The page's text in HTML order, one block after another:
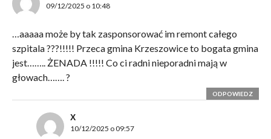
09/12/2025 o 10:48
…aaaaa może by tak zasponsorować im remont całego
szpitala ???!!!!! Przeca gmina Krzeszowice to bogata gmina
jest…….. ŻENADA !!!!! Co ci radni nieporadni mają w
głowach……. ?
ODPOWIEDZ
X
10/12/2025 o 09:57